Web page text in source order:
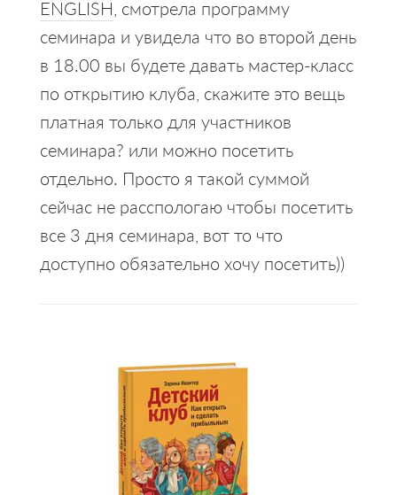
ENGLISH, смотрела программу
семинара и увидела что во второй день
в 18.00 вы будете давать мастер-класс
по открытию клуба, скажите это вещь
платная только для участников
семинара? или можно посетить
отдельно. Просто я такой суммой
сейчас не расспологаю чтобы посетить
все 3 дня семинара, вот то что
доступно обязательно хочу посетить))
Primary
Sidebar